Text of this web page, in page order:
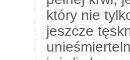
który nie
jeszcze